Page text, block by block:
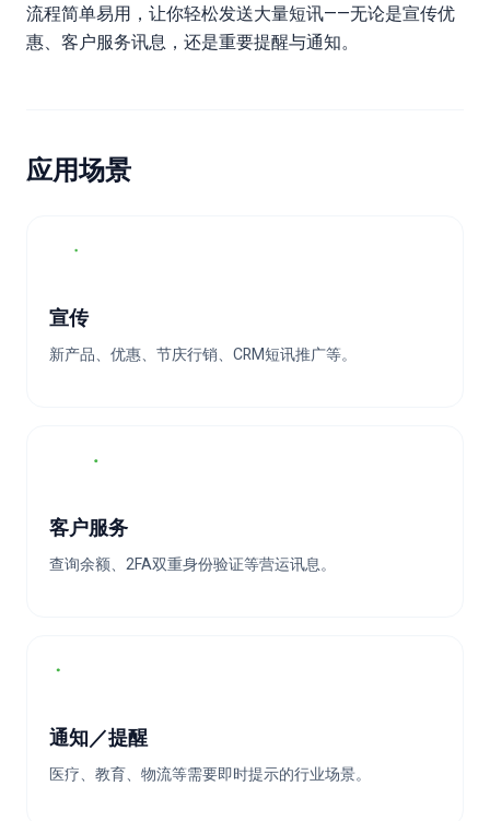
流程简单易用，让你轻松发送大量短讯——无论是宣传优
惠、客户服务讯息，还是重要提醒与通知。
应用场景
宣传
新产品、优惠、节庆行销、CRM短讯推广等。
客户服务
查询余额、2FA双重身份验证等营运讯息。
通知／提醒
医疗、教育、物流等需要即时提示的行业场景。